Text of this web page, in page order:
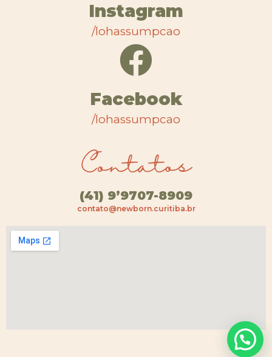
Instagram
/lohassumpcao
Facebook
/lohassumpcao
Contatos
(41) 9’9707-8909
contato@newborn.curitiba.br